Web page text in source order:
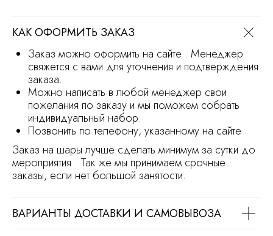
КАК ОФОРМИТЬ ЗАКАЗ
Заказ можно оформить на сайте . Менеджер
свяжется с вами для уточнения и подтверждения
заказа.
Можно написать в любой менеджер свои
пожелания по заказу и мы поможем собрать
индивидуальный набор.
Позвонить по телефону, указанному на сайте
Заказ на шары лучше сделать минимум за сутки до
мероприятия . Так же мы принимаем срочные
заказы, если нет большой занятости.
ВАРИАНТЫ ДОСТАВКИ И САМОВЫВОЗА
ОСТАВИТЬ ЗАЯВКУ
Сайт носит информационный характер
и не является офертой
МЫ В СОЦ.СЕТЯХ
Режим работы магазина
Заказ на сайте можно оформить круглосуточно